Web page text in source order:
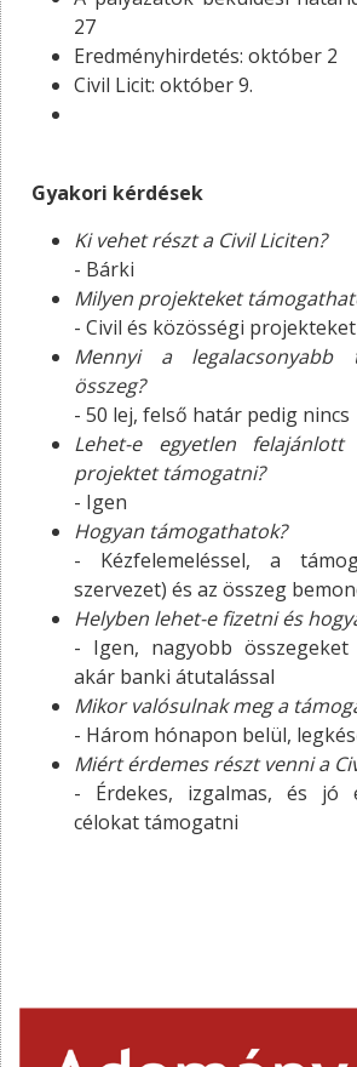
27
Eredményhirdetés: október 2
Civil Licit: október 9.
Gyakori kérdések
Ki vehet részt a Civil Liciten?
- Bárki
Milyen projekteket
- Civil és közösségi projekteket
Mennyi a legalacsonyabb
összeg?
- 50 lej, felső határ pedig nincs
Lehet-e egyetlen
projektet támogatni?
- Igen
Hogyan támogathatok?
- Kézfelemeléssel, a
szervezet) és az összeg
Helyben lehet-e fizetni és
- Igen, nagyobb
akár banki átutalással
Mikor valósulnak meg a
- Három hónapon belül,
Miért érdemes részt venni a
- Érdekes, izgalmas, és jó
célokat támogatni